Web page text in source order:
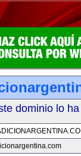
dominio lo